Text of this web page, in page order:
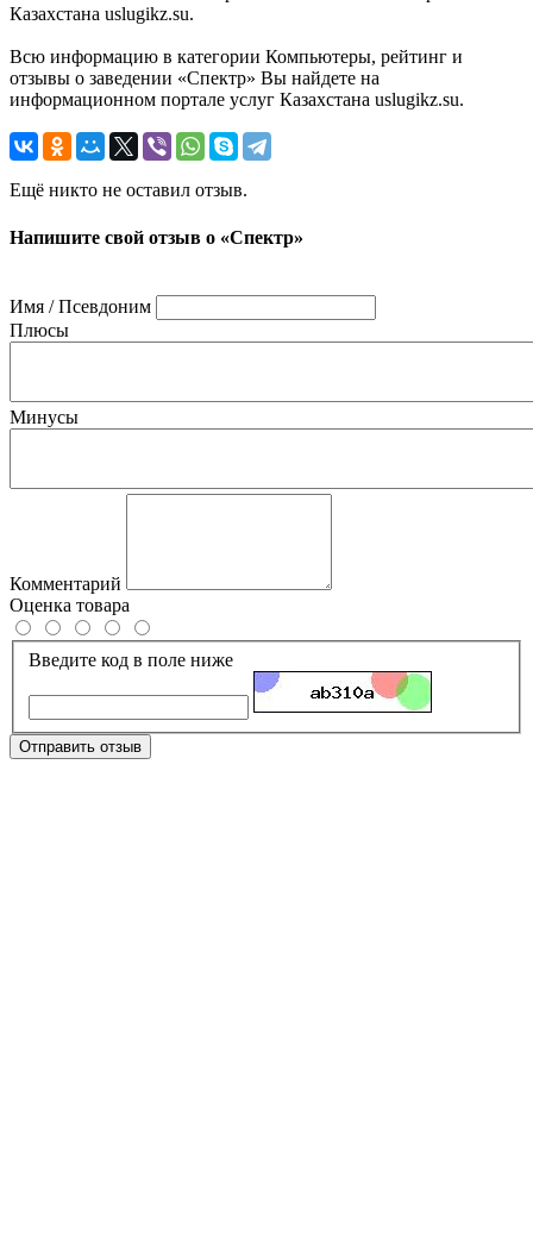
Казахстана uslugikz.su.
Всю информацию в категории Компьютеры, рейтинг и
отзывы о заведении «Спектр» Вы найдете на
информационном портале услуг Казахстана uslugikz.su.
Ещё никто не оставил отзыв.
Напишите свой отзыв о «Спектр»
Имя / Псевдоним
Плюсы
Минусы
Комментарий
Оценка товара
Введите код в поле ниже
Отправить отзыв